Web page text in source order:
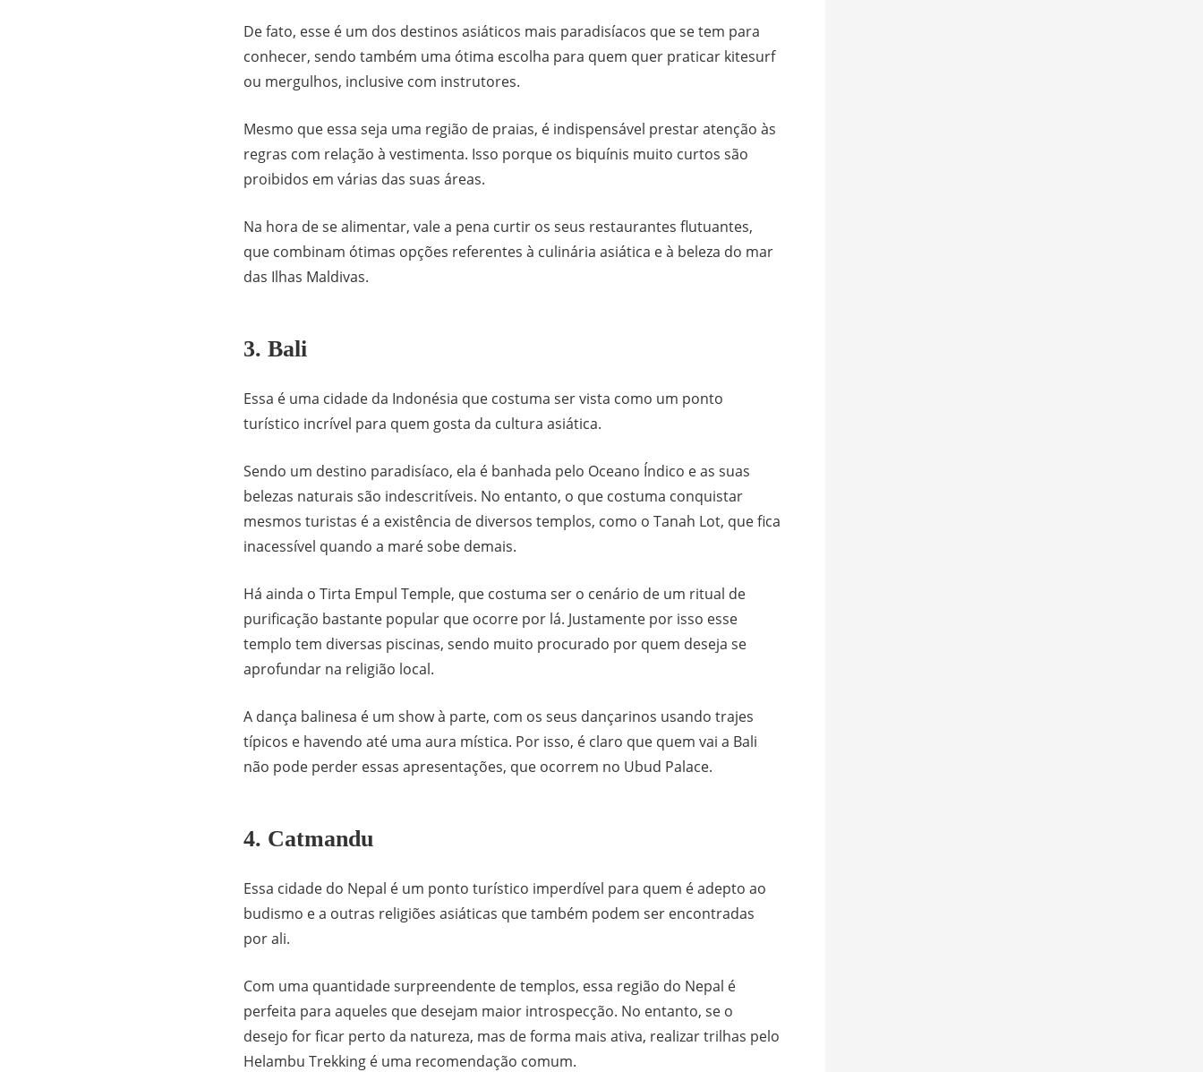
De fato, esse é um dos destinos asiáticos mais paradisíacos que se tem para
conhecer, sendo também uma ótima escolha para quem quer praticar kitesurf
ou mergulhos, inclusive com instrutores.
Mesmo que essa seja uma região de praias, é indispensável prestar atenção às
regras com relação à vestimenta. Isso porque os biquínis muito curtos são
proibidos em várias das suas áreas.
Na hora de se alimentar, vale a pena curtir os seus restaurantes flutuantes,
que combinam ótimas opções referentes à culinária asiática e à beleza do mar
das Ilhas Maldivas.
3. Bali
Essa é uma cidade da Indonésia que costuma ser vista como um ponto
turístico incrível para quem gosta da cultura asiática.
Sendo um destino paradisíaco, ela é banhada pelo Oceano Índico e as suas
belezas naturais são indescritíveis. No entanto, o que costuma conquistar
mesmos turistas é a existência de diversos templos, como o Tanah Lot, que fica
inacessível quando a maré sobe demais.
Há ainda o Tirta Empul Temple, que costuma ser o cenário de um ritual de
purificação bastante popular que ocorre por lá. Justamente por isso esse
templo tem diversas piscinas, sendo muito procurado por quem deseja se
aprofundar na religião local.
A dança balinesa é um show à parte, com os seus dançarinos usando trajes
típicos e havendo até uma aura mística. Por isso, é claro que quem vai a Bali
não pode perder essas apresentações, que ocorrem no Ubud Palace.
4. Catmandu
Essa cidade do Nepal é um ponto turístico imperdível para quem é adepto ao
budismo e a outras religiões asiáticas que também podem ser encontradas
por ali.
Com uma quantidade surpreendente de templos, essa região do Nepal é
perfeita para aqueles que desejam maior introspecção. No entanto, se o
desejo for ficar perto da natureza, mas de forma mais ativa, realizar trilhas pelo
Helambu Trekking é uma recomendação comum.